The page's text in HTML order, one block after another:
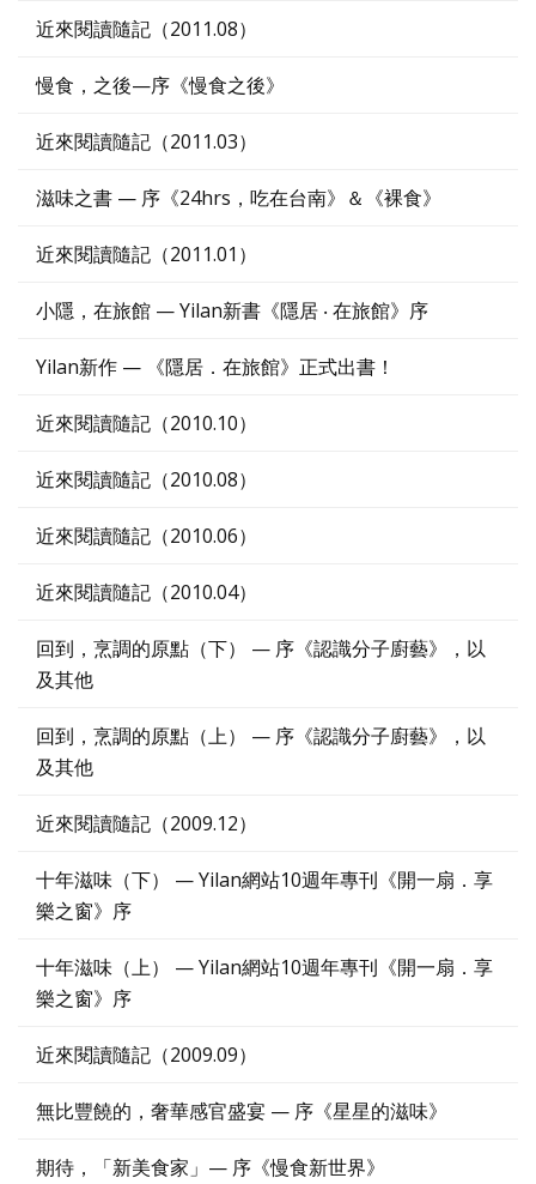
近來閱讀隨記（2011.08）
慢食，之後—序《慢食之後》
近來閱讀隨記（2011.03）
滋味之書 — 序《24hrs，吃在台南》＆《裸食》
近來閱讀隨記（2011.01）
小隱，在旅館 — Yilan新書《隱居 ‧ 在旅館》序
Yilan新作 — 《隱居．在旅館》正式出書！
近來閱讀隨記（2010.10）
近來閱讀隨記（2010.08）
近來閱讀隨記（2010.06）
近來閱讀隨記（2010.04）
回到，烹調的原點（下） — 序《認識分子廚藝》，以
及其他
回到，烹調的原點（上） — 序《認識分子廚藝》，以
及其他
近來閱讀隨記（2009.12）
十年滋味（下） — Yilan網站10週年專刊《開一扇．享
樂之窗》序
十年滋味（上） — Yilan網站10週年專刊《開一扇．享
樂之窗》序
近來閱讀隨記（2009.09）
無比豐饒的，奢華感官盛宴 — 序《星星的滋味》
期待，「新美食家」— 序《慢食新世界》